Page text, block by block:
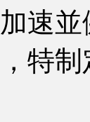
速
特